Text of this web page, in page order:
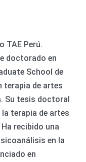
TAE Perú.
doctorado en
School de
terapia de artes
Su tesis doctoral
terapia de artes
recibido una
en la
en